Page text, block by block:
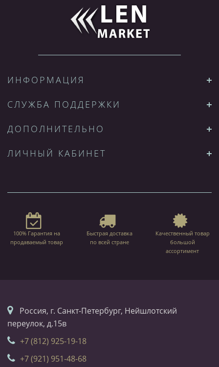
ИНФОРМАЦИЯ
СЛУЖБА ПОДДЕРЖКИ
ДОПОЛНИТЕЛЬНО
ЛИЧНЫЙ КАБИНЕТ
100% Гарантия на
продаваемый товар
Быстрая доставка
по всей стране
Качественный товар
большой
ассортимент
Россия, г. Санкт-Петербург, Нейшлотский
переулок, д.15в
+7 (812) 925-19-18
+7 (921) 951-48-68